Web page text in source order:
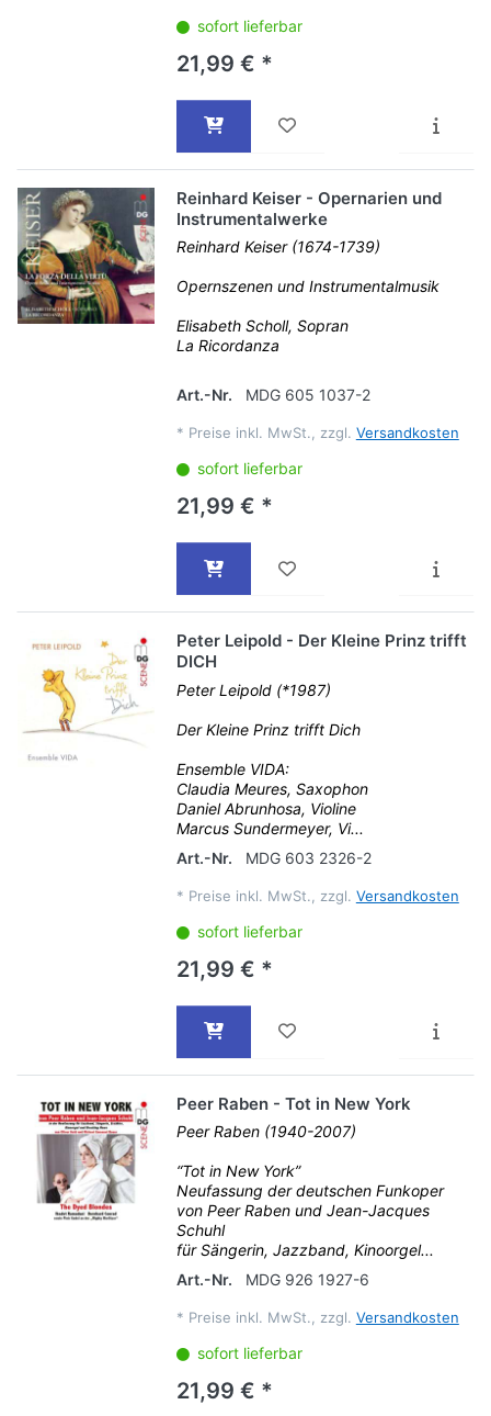
sofort lieferbar
21,99 € *
Reinhard Keiser - Opernarien und
Instrumentalwerke
Reinhard Keiser (1674-1739)
Opernszenen und Instrumentalmusik
Elisabeth Scholl, Sopran
La Ricordanza
Art.-Nr. MDG 605 1037-2
* Preise inkl. MwSt., zzgl. Versandkosten
sofort lieferbar
21,99 € *
Peter Leipold - Der Kleine Prinz trifft
DICH
Peter Leipold (*1987)
Der Kleine Prinz trifft Dich
Ensemble VIDA:
Claudia Meures, Saxophon
Daniel Abrunhosa, Violine
Marcus Sundermeyer, Vi...
Art.-Nr.
MDG 603 2326-2
* Preise inkl. MwSt., zzgl. Versandkosten
sofort lieferbar
21,99 € *
Peer Raben - Tot in New York
Peer Raben (1940-2007)
“Tot in New York”
Neufassung der deutschen Funkoper
von Peer Raben und Jean-Jacques
Schuhl
für Sängerin, Jazzband, Kinoorgel...
Art.-Nr.
MDG 926 1927-6
* Preise inkl. MwSt., zzgl. Versandkosten
sofort lieferbar
21,99 € *